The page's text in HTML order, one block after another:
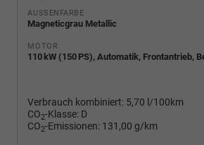
AUSSENFARBE
Magneticgrau Metallic
MOTOR
110 kW (150 PS), Automatik, Frontantrieb,
Verbrauch kombiniert: 5,70 l/100km
CO2-Klasse: D
CO2-Emissionen: 131,00 g/km